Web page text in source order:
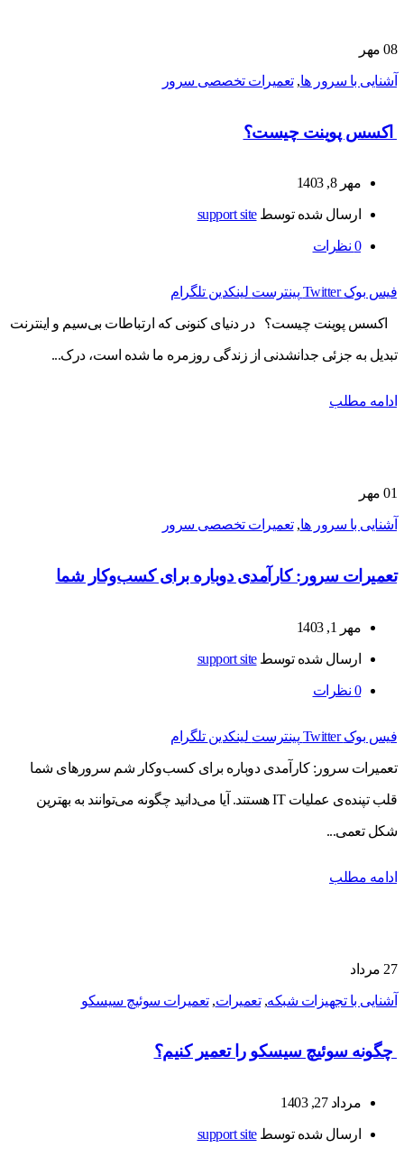
08 مهر
آشنایی با سرور ها,تعمیرات تخصصی سرور
اکسس پوینت چیست؟
مهر 8, 1403
ارسال شده توسطsupport site
0 نظرات
فیس بوک Twitter پینترست لینکدین تلگرام
اکسس پوینت چیست؟ در دنیای کنونی که ارتباطات بی‌سیم و اینترنت
تبدیل به جزئی جدانشدنی از زندگی روزمره ما شده است، درک...
ادامه مطلب
01 مهر
آشنایی با سرور ها,تعمیرات تخصصی سرور
تعمیرات سرور: کارآمدی دوباره برای کسب‌وکار شما
مهر 1, 1403
ارسال شده توسطsupport site
0 نظرات
فیس بوک Twitter پینترست لینکدین تلگرام
تعمیرات سرور: کارآمدی دوباره برای کسب‌وکار شم سرورهای شما
قلب تپنده‌ی عملیات IT هستند. آیا می‌دانید چگونه می‌توانند به بهترین
شکل تعمی...
ادامه مطلب
27 مرداد
آشنایی با تجهیزات شبکه,تعمیرات,تعمیرات سوئیچ سیسکو
چگونه سوئیچ سیسکو را تعمیر کنیم؟
مرداد 27, 1403
ارسال شده توسطsupport site